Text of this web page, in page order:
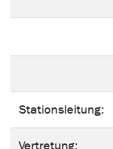
Stationsleitung:
Vertretung: